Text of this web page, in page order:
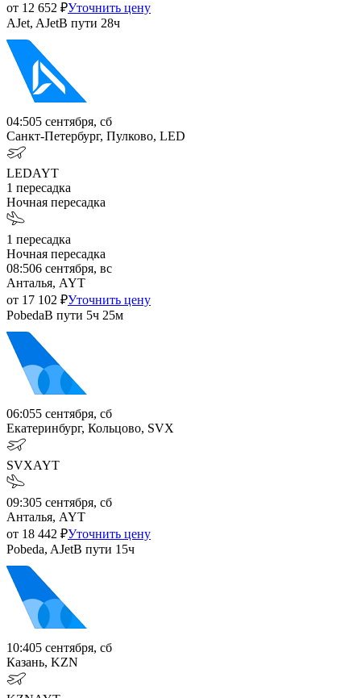
от 12 652 ₽Уточнить цену
AJet, AJetВ пути 28ч
04:505 сентября, сб
Санкт-Петербург, Пулково, LED
LEDAYT
1 пересадка
Ночная пересадка
1 пересадка
Ночная пересадка
08:506 сентября, вс
Анталья, AYT
от 17 102 ₽Уточнить цену
PobedaВ пути 5ч 25м
06:055 сентября, сб
Екатеринбург, Кольцово, SVX
SVXAYT
09:305 сентября, сб
Анталья, AYT
от 18 442 ₽Уточнить цену
Pobeda, AJetВ пути 15ч
10:405 сентября, сб
Казань, KZN